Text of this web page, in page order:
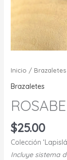
Inicio / Brazaletes
Brazaletes
$25.00
Colección
Incluye sistema